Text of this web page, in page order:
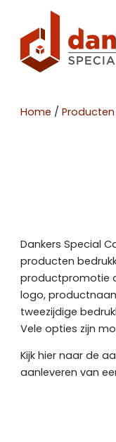
Home /Producten
Dankers Special
producten
productpromotie
logo,
tweezijdige
Vele opties zijn
Kijkhiernaar de
aanleveren van